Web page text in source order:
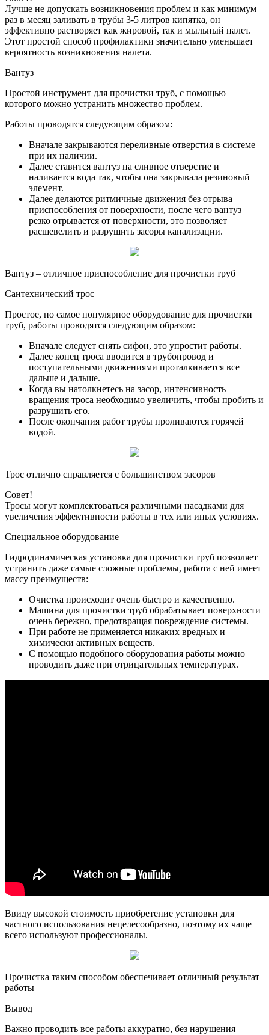
Лучше не допускать возникновения проблем и как минимум
раз в месяц заливать в трубы 3-5 литров кипятка, он
эффективно растворяет как жировой, так и мыльный налет.
Этот простой способ профилактики значительно уменьшает
вероятность возникновения налета.
Вантуз
Простой инструмент для прочистки труб, с помощью
которого можно устранить множество проблем.
Работы проводятся следующим образом:
Вначале закрываются переливные отверстия в системе
при их наличии.
Далее ставится вантуз на сливное отверстие и
наливается вода так, чтобы она закрывала резиновый
элемент.
Далее делаются ритмичные движения без отрыва
приспособления от поверхности, после чего вантуз
резко отрывается от поверхности, это позволяет
расшевелить и разрушить засоры канализации.
Вантуз – отличное приспособление для прочистки труб
Сантехнический трос
Простое, но самое популярное оборудование для прочистки
труб, работы проводятся следующим образом:
Вначале следует снять сифон, это упростит работы.
Далее конец троса вводится в трубопровод и
поступательными движениями проталкивается все
дальше и дальше.
Когда вы натолкнетесь на засор, интенсивность
вращения троса необходимо увеличить, чтобы пробить и
разрушить его.
После окончания работ трубы проливаются горячей
водой.
Трос отлично справляется с большинством засоров
Совет!
Тросы могут комплектоваться различными насадками для
увеличения эффективности работы в тех или иных условиях.
Специальное оборудование
Гидродинамическая установка для прочистки труб позволяет
устранить даже самые сложные проблемы, работа с ней имеет
массу преимуществ:
Очистка происходит очень быстро и качественно.
Машина для прочистки труб обрабатывает поверхности
очень бережно, предотвращая повреждение системы.
При работе не применяется никаких вредных и
химически активных веществ.
С помощью подобного оборудования работы можно
проводить даже при отрицательных температурах.
Ввиду высокой стоимость приобретение установки для
частного использования нецелесообразно, поэтому их чаще
всего используют профессионалы.
Прочистка таким способом обеспечивает отличный результат
работы
Вывод
Важно проводить все работы аккуратно, без нарушения